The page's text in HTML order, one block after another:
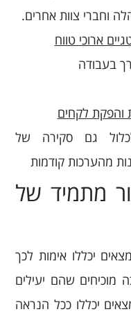
וחברי צוות אחרים.
ארוכי טווח
בעבודה
והפקת לקחים
גם סקירה של
מהערכות קודמות
מתמיד של
יכללו אימות לכך
מוכיחים שהם יעילים
יכללו ככל הנראה